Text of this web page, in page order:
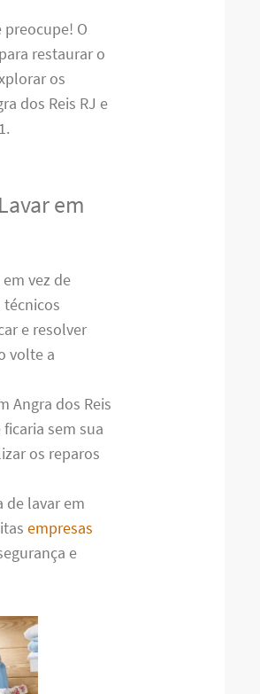
O
restaurar o
os
dos Reis RJ e
em
vez de
e resolver
volte a
Angra dos Reis
sem sua
os reparos
lavar em
empresas
e